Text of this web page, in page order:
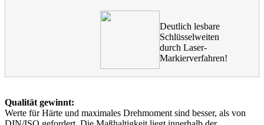
Deutlich lesbare
Schlüsselweiten
durch Laser-
Markierverfahren!
Qualität gewinnt:
Werte für Härte und maximales Drehmoment sind besser, als von